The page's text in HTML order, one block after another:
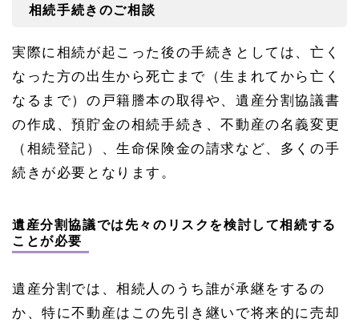
相続手続きのご相談
実際に相続が起こった後の手続きとしては、亡く
なった方の出生から死亡まで（生まれてから亡く
なるまで）の戸籍謄本の取得や、遺産分割協議書
の作成、預貯金の相続手続き、不動産の名義変更
（相続登記）、生命保険金の請求など、多くの手
続きが必要となります。
遺産分割協議では先々のリスクを検討して相続する
ことが必要
遺産分割では、相続人のうち誰が承継をするの
か、特に不動産はこの先引き継いで将来的に売却